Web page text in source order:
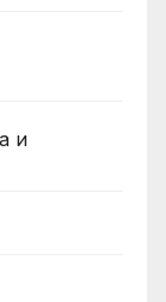
и